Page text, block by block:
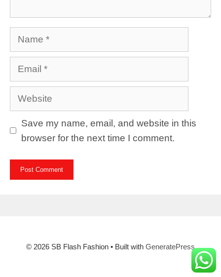
Name
Email
Website
Save my name, email, and website in this
browser for the next time I comment.
© 2026 SB Flash Fashion • Built with GeneratePress